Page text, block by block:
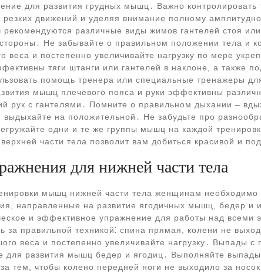
для развития грудных мышц․ Важно контролировать
резких движений и уделяя внимание полному
рекомендуются различные виды жимов гантелей стоя
Не забывайте о правильном положении тела и
веса и постепенно увеличивайте нагрузку по мере
тяги штанги или гантелей в наклоне, а также
помощь тренера или специальные тренажеры
мышц плечевого пояса и руки эффективны
рук с гантелями․ Помните о правильном дыхании –
на положительной․ Не забудьте про
одни и те же группы мышц на каждой
части тела позволит вам добиться красивой и
для нижней части тела
мышц нижней части тела женщинам необходимо
направленные на развитие ягодичных мышц, бедер и
и эффективное упражнение для работы над всеми
правильной техникой⁚ спина прямая, колени не
веса и постепенно увеличивайте нагрузку․ Выпады с
для развития мышц бедер и ягодиц․ Выполняйте
тем, чтобы колено передней ноги не выходило за